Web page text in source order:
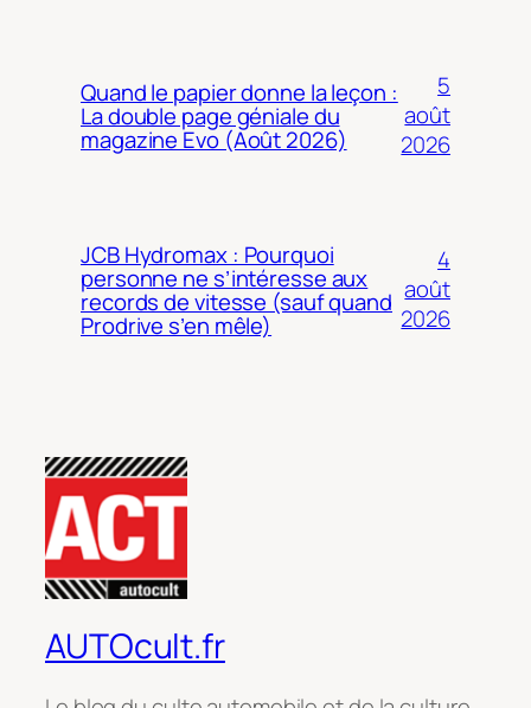
Quand le papier donne la leçon :
La double page géniale du
magazine Evo (Août 2026)
5
août
2026
JCB Hydromax : Pourquoi
personne ne s’intéresse aux
records de vitesse (sauf quand
Prodrive s’en mêle)
4
août
2026
AUTOcult.fr